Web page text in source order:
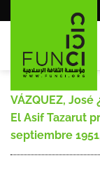
al
VÁZQUEZ,
El Asif Tazarut
septiembre